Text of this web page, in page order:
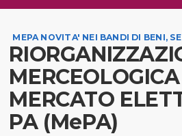
MEPA NOVITA' NEI BANDI DI BENI,
MERCATO
PA (MePA)